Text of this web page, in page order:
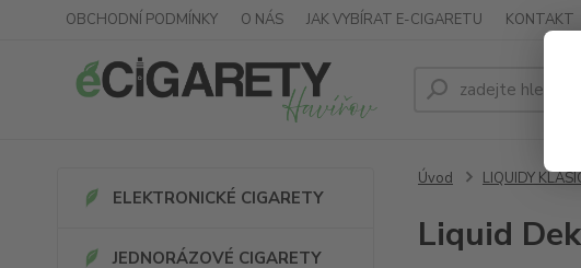
OBCHODNÍ PODMÍNKY O NÁS JAK VYBÍRAT E-CIGARETU KONTAKT
ELEKTRONICKÉ CIGARETY
JEDNORÁZOVÉ CIGARETY
Úvod LIQUIDY
Liquid